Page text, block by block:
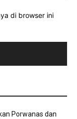
di browser ini
Porwanas dan